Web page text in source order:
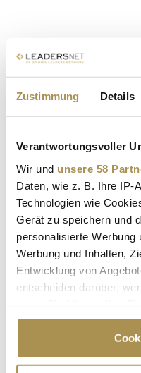
Zustimmung Details
Verantwortungsvoller
Wir und unsere 58
Daten, wie z. B. Ihre IP-
Technologien wie
Gerät zu speichern und
personalisierte Werbung
Werbung und Inhalten,
Entwicklung von
entscheiden darüber,
Cookie-Erklärung oder
Trigger Symbol ändern